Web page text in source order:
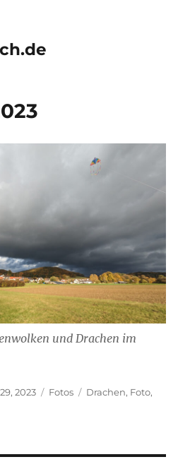
und Drachen im
2023 Kategorien
Fotos Schlagwörter
Drachen, Foto,